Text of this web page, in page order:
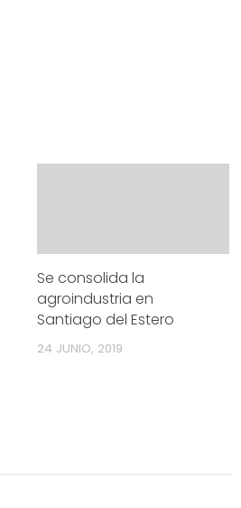
Se consolida la
agroindustria en
Santiago del Estero
24 JUNIO, 2019